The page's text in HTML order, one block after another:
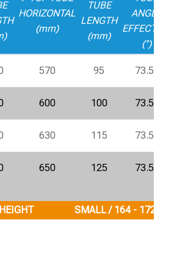
HORIZONTAL
(mm)
TUBE
LENGTH
(mm)
ANGLE
EFFECTIVE
(°)
570 95 73.5°
600 100 73.5°
630 115 73.5°
650 125 73.5°
SMALL / 164 - 172 cm